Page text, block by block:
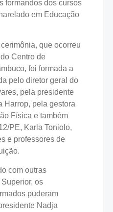
formandos dos cursos
em Educação
que ocorreu
Centro de
foi formada a
pelo diretor geral do
pela presidente
Harrop, pela gestora
Física e também
PE, Karla Toniolo,
e professores de
com outras
os
puderam
Nadja